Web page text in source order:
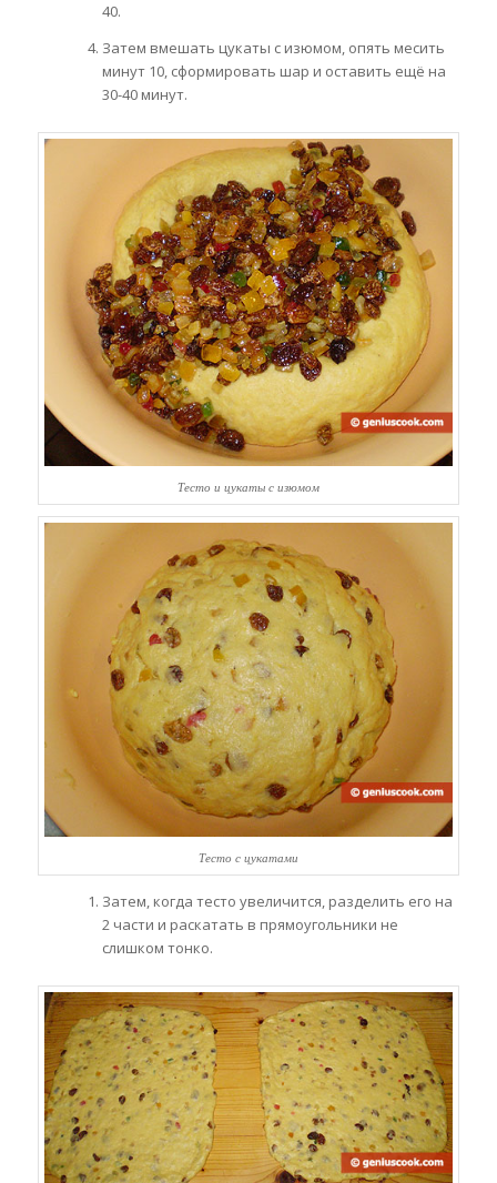
40.
Затем вмешать цукаты с изюмом, опять месить
минут 10, сформировать шар и оставить ещё на
30-40 минут.
Тесто и цукаты с изюмом
Тесто с цукатами
Затем, когда тесто увеличится, разделить его на
2 части и раскатать в прямоугольники не
слишком тонко.